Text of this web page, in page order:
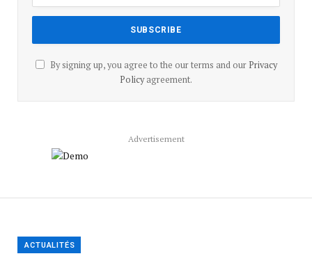
By signing up, you agree to the our terms and our Privacy
Policyagreement.
Advertisement
ACTUALITÉS